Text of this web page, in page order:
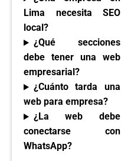
Lima necesita SEO
local?
¿Qué secciones
debe tener una web
empresarial?
¿Cuánto tarda una
web para empresa?
¿La web debe
conectarse con
WhatsApp?